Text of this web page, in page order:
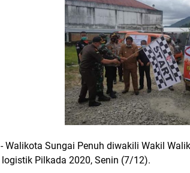
- Walikota Sungai Penuh diwakili Wakil
Pilkada 2020, Senin (7/12).